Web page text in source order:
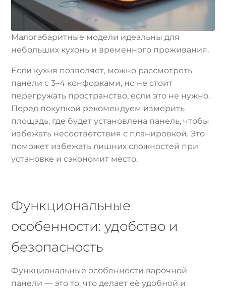
Малогабаритные модели идеальны для
небольших кухонь и временного проживания.
Если кухня позволяет, можно рассмотреть
панели с 3–4 конфорками, но не стоит
перегружать пространство, если это не нужно.
Перед покупкой рекомендуем измерить
площадь, где будет установлена панель, чтобы
избежать несоответствия с планировкой. Это
поможет избежать лишних сложностей при
установке и сэкономит место.
Функциональные
особенности: удобство и
безопасность
Функциональные особенности варочной
панели — это то, что делает её удобной и